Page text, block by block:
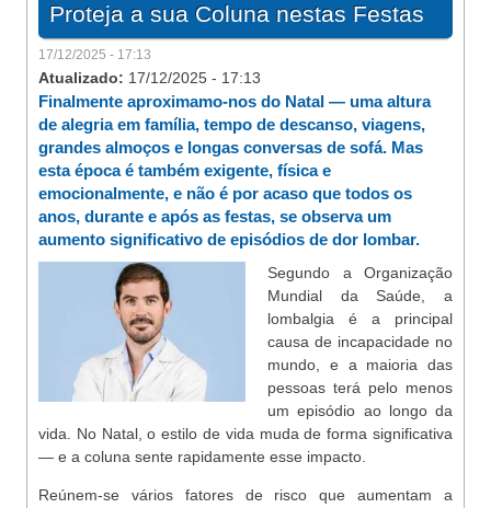
Proteja a sua Coluna nestas Festas
17/12/2025 - 17:13
Atualizado: 17/12/2025 - 17:13
Finalmente aproximamo-nos do Natal — uma altura
de alegria em família, tempo de descanso, viagens,
grandes almoços e longas conversas de sofá. Mas
esta época é também exigente, física e
emocionalmente, e não é por acaso que todos os
anos, durante e após as festas, se observa um
aumento significativo de episódios de dor lombar.
Segundo a Organização
Mundial da Saúde, a
lombalgia é a principal
causa de incapacidade no
mundo, e a maioria das
pessoas terá pelo menos
um episódio ao longo da
vida. No Natal, o estilo de vida muda de forma significativa
— e a coluna sente rapidamente esse impacto.
Reúnem-se vários fatores de risco que aumentam a